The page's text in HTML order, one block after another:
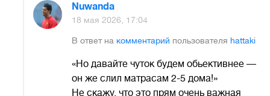
Nuwanda
18 мая 2026, 17:04
В ответ на комментарий пользователя hattaki
«Но давайте чуток будем обьективнее —
он же слил матрасам 2-5 дома!»
Не скажу, что это прям очень важная